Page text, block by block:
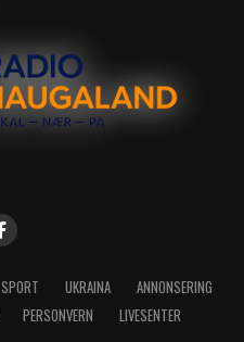
SPORT UKRAINA
ANNONSERING
PERSONVERN LIVESENTER